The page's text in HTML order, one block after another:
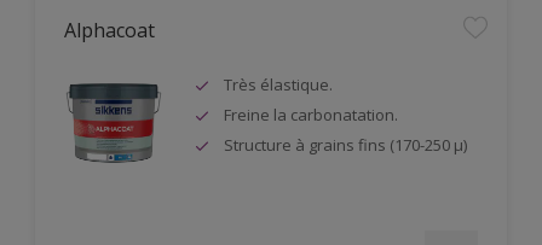
Alphacoat
Très élastique.
Freine la carbonatation.
Structure à grains fins (170-250 µ)